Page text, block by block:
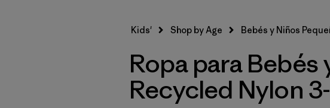
Filtrar por
Price
Filtrar por
Size 1
Filtrar por
Color
Kids' Shop by Age Bebés y Niños
Ropa para
Recycled Nylon